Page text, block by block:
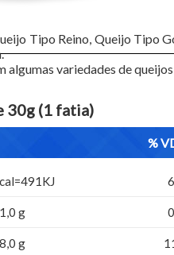
Tipo Reino, Queijo Tipo
algumas variedades de
30g (1 fatia)
%
6
1,0 g 0
8,0 g